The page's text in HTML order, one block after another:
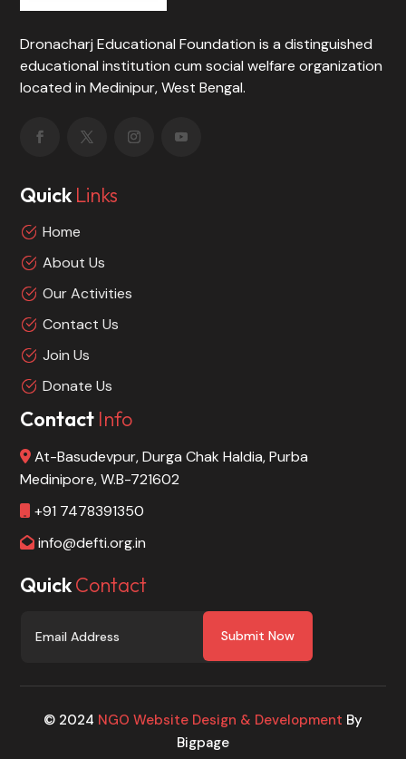
Dronacharj Educational Foundation is a distinguished
educational institution cum social welfare organization
located in Medinipur, West Bengal.
Quick Links
Home
About Us
Our Activities
Contact Us
Join Us
Donate Us
Contact Info
At-Basudevpur, Durga Chak Haldia, Purba
Medinipore, W.B-721602
+91 7478391350
info@defti.org.in
QuickContact
Submit Now
© 2024 NGO Website Design & Development By
Bigpage